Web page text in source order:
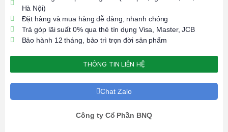
Hà Nội)
Đặt hàng và mua hàng dễ dàng, nhanh chóng
Trả góp lãi suất 0% qua thẻ tín dụng Visa, Master, JCB
Bảo hành 12 tháng, bảo trì trọn đời sản phẩm
THÔNG TIN LIÊN HỆ
Chat Zalo
Công ty Cổ Phần BNQ